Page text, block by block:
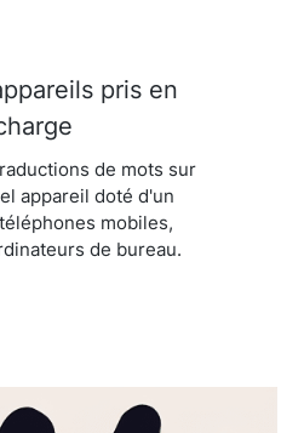
pris en
de mots sur
appareil doté d'un
mobiles,
de bureau.